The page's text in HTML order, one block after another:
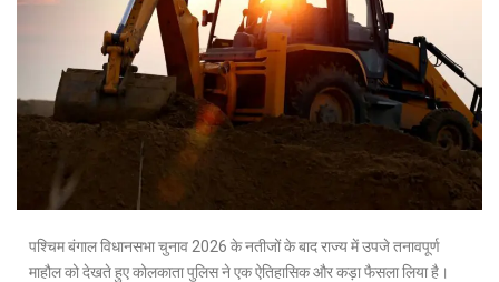
पश्चिम बंगाल विधानसभा चुनाव 2026 के नतीजों के बाद राज्य में उपजे तनावपूर्ण
माहौल को देखते हुए कोलकाता पुलिस ने एक ऐतिहासिक और कड़ा फैसला लिया है।